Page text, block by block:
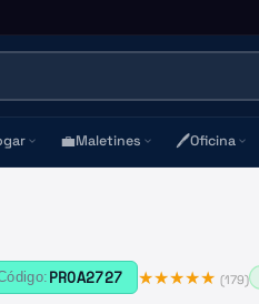
💼Maletines 🖊️Oficina
PROA2727 ★★★★★ (179)